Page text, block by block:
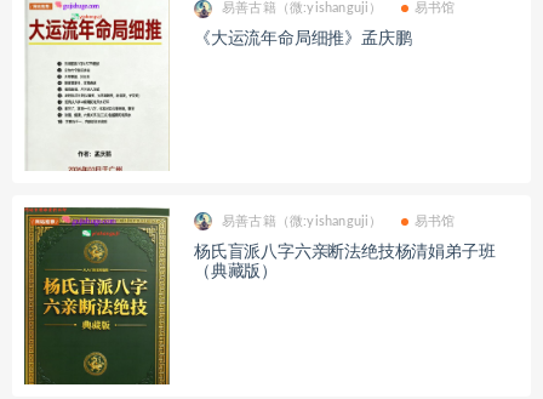
易善古籍（微:yishanguji） 易书馆
《大运流年命局细推》孟庆鹏
易善古籍（微:yishanguji） 易书馆
杨氏盲派八字六亲断法绝技杨清娟弟子班
（典藏版）